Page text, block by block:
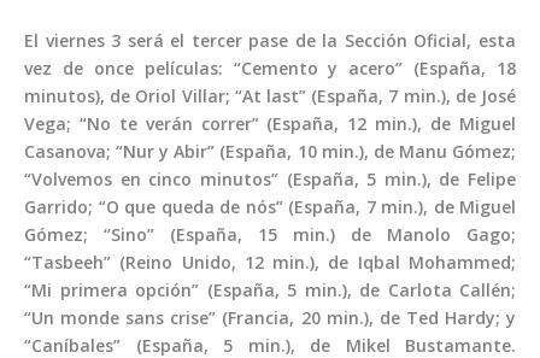
El viernes 3 será el tercer pase de la Sección Oficial, esta
vez de once películas: “Cemento y acero” (España, 18
minutos), de Oriol Villar; “At last” (España, 7 min.), de José
Vega; “No te verán correr” (España, 12 min.), de Miguel
Casanova; “Nur y Abir” (España, 10 min.), de Manu Gómez;
“Volvemos en cinco minutos” (España, 5 min.), de Felipe
Garrido; “O que queda de nós” (España, 7 min.), de Miguel
Gómez; “Sino” (España, 15 min.) de Manolo Gago;
“Tasbeeh” (Reino Unido, 12 min.), de Iqbal Mohammed;
“Mi primera opción” (España, 5 min.), de Carlota Callén;
“Un monde sans crise” (Francia, 20 min.), de Ted Hardy; y
“Caníbales” (España, 5 min.), de Mikel Bustamante.